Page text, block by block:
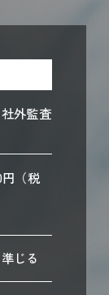
外監査
（税
じる